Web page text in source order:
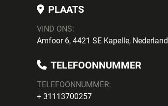
PLAATS
VIND ONS:
Amfoor 6, 4421 SE Kapelle, Nederland
TELEFOONNUMMER
TELEFOONNUMMER:
+ 31113700257